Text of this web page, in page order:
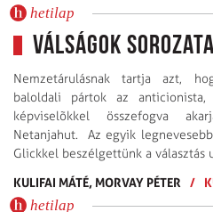
hetilap
Válságok
Nemzetárulásnak tartja azt,
baloldali pártok az
képviselõkkel összefogva
Netanjahut. Az egyik
Glickkel beszélgettünk a választás
KULIFAI MÁTÉ, MORVAY PÉTER /
hetilap